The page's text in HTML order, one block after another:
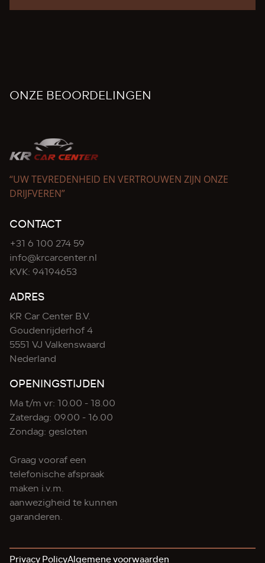
ONZE BEOORDELINGEN
“UW TEVREDENHEID EN VERTROUWEN ZIJN ONZE
DRIJFVEREN”
CONTACT
+31 6 100 274 59
info@krcarcenter.nl
KVK: 94194653
ADRES
KR Car Center B.V.
Goudenrijderhof 4
5551 VJ Valkenswaard
Nederland
OPENINGSTIJDEN
Ma t/m vr: 10.00 - 18.00
Zaterdag: 09.00 - 16.00
Zondag: gesloten
Graag vooraf een
telefonische afspraak
maken i.v.m.
aanwezigheid te kunnen
garanderen.
Privacy PolicyAlgemene voorwaarden